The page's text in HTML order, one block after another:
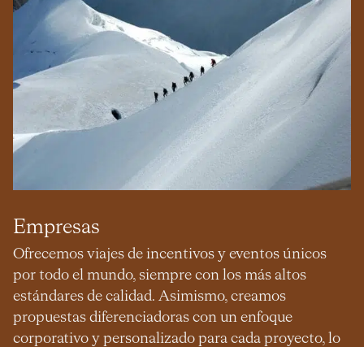
Empresas
Ofrecemos viajes de incentivos y eventos únicos
por todo el mundo, siempre con los más altos
estándares de calidad. Asimismo, creamos
propuestas diferenciadoras con un enfoque
corporativo y personalizado para cada proyecto, lo